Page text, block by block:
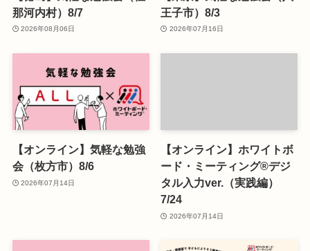
那河内村）8/7
2026年08月06日
王子市）8/3
2026年07月16日
【オンライン】気軽な勉強
会（枚方市）8/6
2026年07月14日
【オンライン】ホワイトボ
ード・ミーティング®デジ
タル入力ver.（実践編）
7/24
2026年07月14日